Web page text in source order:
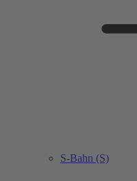
S-Bahn (S)